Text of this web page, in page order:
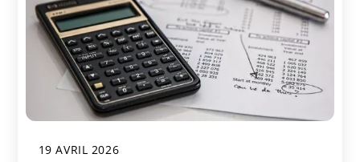
19 AVRIL 2026